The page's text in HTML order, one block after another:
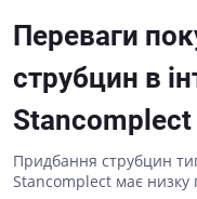
Переваги
струбцин в
Stancomplect
Придбання струбцин
Stancomplect має низку